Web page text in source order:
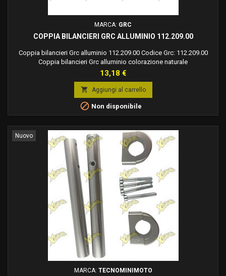
MARCA: GRC
COPPIA BILANCIERI GRC ALLUMINIO 112.209.00
Coppia bilancieri Grc alluminio 112.209.00 Codice Grc: 112.209.00
Coppia bilancieri Grc alluminio colorazione naturale
Prezzo
13,18 €
 Aggiungi al carrello
 Non disponibile
Nuovo
MARCA: TECNOMINIMOTO